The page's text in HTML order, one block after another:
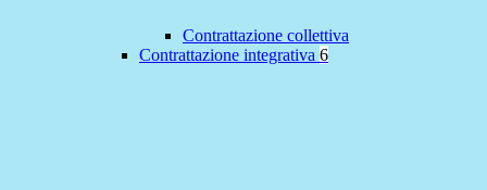
Contrattazione collettiva
Contrattazione integrativa 6